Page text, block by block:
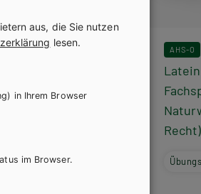
/ Europa Latina –
AHS-O
aus, die Sie nutzen
lesen.
in Ihrem Browser
im Browser.